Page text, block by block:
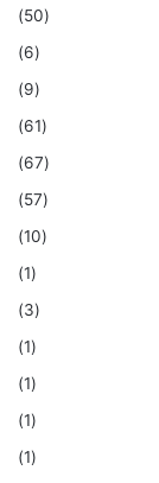
(50)
(6)
(9)
(61)
(67)
(57)
(10)
(1)
(3)
(1)
(1)
(1)
(1)